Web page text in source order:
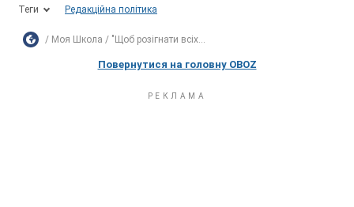
Теги Редакційна політика
Моя Школа "Щоб розігнати всіх...
Повернутися на головну OBOZ